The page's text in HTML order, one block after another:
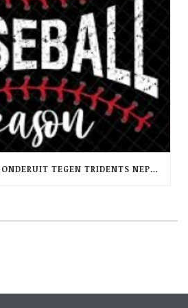
STORKS TWEE KEER ONDERUIT TEGEN TRIDENTS NEPTUNUS